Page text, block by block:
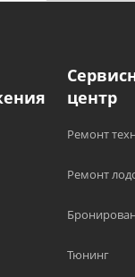
центр
Ремонт
Ремонт
Тюнинг